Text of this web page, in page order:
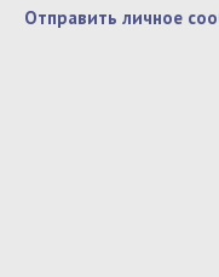
Отправить личное